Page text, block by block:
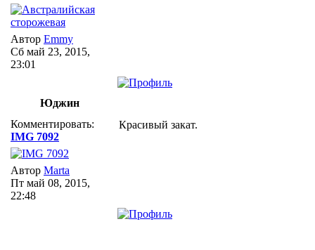
Автор Emmy
Сб май 23, 2015,
23:01
Юджин
Комментировать:
IMG 7092
Автор Marta
Пт май 08, 2015,
22:48
Красивый закат.